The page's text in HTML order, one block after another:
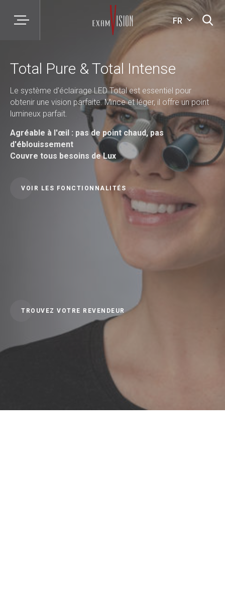
Total Pure & Total Intense
Le système d'éclairage LED Total est essentiel pour
obtenir une vision parfaite. Mince et léger, il offre un point
lumineux parfait.
Agréable à l'œil : pas de point chaud, pas
d'éblouissement
Couvre tous besoins de Lux
VOIR LES FONCTIONNALITÉS
TROUVEZ VOTRE REVENDEUR
FR